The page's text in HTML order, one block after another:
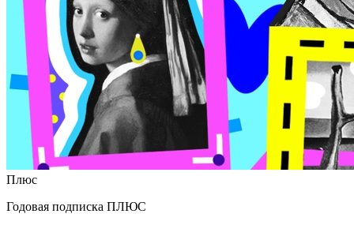
Плюс
Годовая подписка ПЛЮС